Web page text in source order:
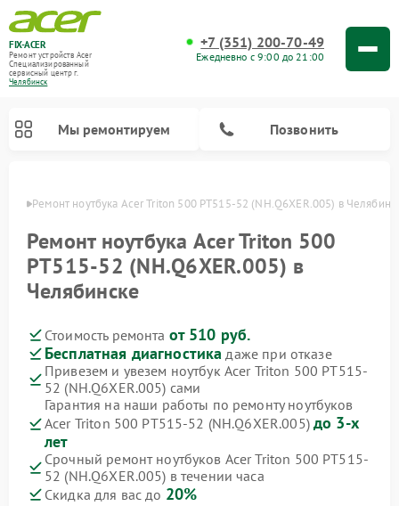
FIX-ACER
Ремонт устройств Acer
Специализированный
cервисный центр г.
Челябинск
+7 (351) 200-70-49
Ежедневно с 9:00 до 21:00
Мы ремонтируем Позвонить
Ремонт ноутбука Acer Triton 500 PT515-52 (NH.Q6XER.005) в
Ремонт ноутбука Acer Triton 500
PT515-52 (NH.Q6XER.005) в
Челябинске
Стоимость ремонта от 510 руб.
Бесплатная диагностика даже при отказе
Привезем и увезем ноутбук Acer Triton 500 PT515-
52 (NH.Q6XER.005) сами
Гарантия на наши работы по ремонту ноутбуков
Acer Triton 500 PT515-52 (NH.Q6XER.005) до 3-х
лет
Срочный ремонт ноутбуков Acer Triton 500 PT515-
52 (NH.Q6XER.005) в течении часа
Скидка для вас до 20%